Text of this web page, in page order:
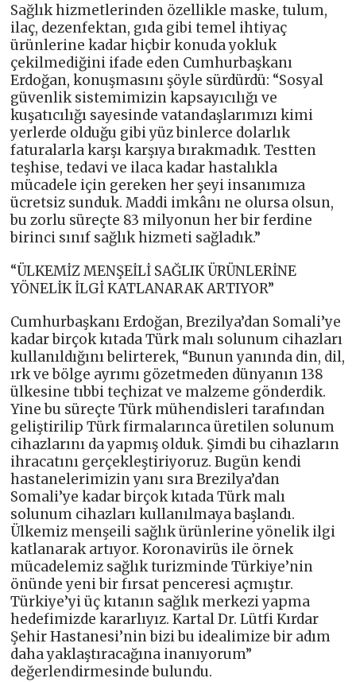
Sağlık hizmetlerinden özellikle maske, tulum,
ilaç, dezenfektan, gıda gibi temel ihtiyaç
ürünlerine kadar hiçbir konuda yokluk
çekilmediğini ifade eden Cumhurbaşkanı
Erdoğan, konuşmasını şöyle sürdürdü: “Sosyal
güvenlik sistemimizin kapsayıcılığı ve
kuşatıcılığı sayesinde vatandaşlarımızı kimi
yerlerde olduğu gibi yüz binlerce dolarlık
faturalarla karşı karşıya bırakmadık. Testten
teşhise, tedavi ve ilaca kadar hastalıkla
mücadele için gereken her şeyi insanımıza
ücretsiz sunduk. Maddi imkânı ne olursa olsun,
bu zorlu süreçte 83 milyonun her bir ferdine
birinci sınıf sağlık hizmeti sağladık.”
“ÜLKEMİZ MENŞEİLİ SAĞLIK ÜRÜNLERİNE
YÖNELİK İLGİ KATLANARAK ARTIYOR”
Cumhurbaşkanı Erdoğan, Brezilya’dan Somali’ye
kadar birçok kıtada Türk malı solunum cihazları
kullanıldığını belirterek, “Bunun yanında din, dil,
ırk ve bölge ayrımı gözetmeden dünyanın 138
ülkesine tıbbi teçhizat ve malzeme gönderdik.
Yine bu süreçte Türk mühendisleri tarafından
geliştirilip Türk firmalarınca üretilen solunum
cihazlarını da yapmış olduk. Şimdi bu cihazların
ihracatını gerçekleştiriyoruz. Bugün kendi
hastanelerimizin yanı sıra Brezilya’dan
Somali’ye kadar birçok kıtada Türk malı
solunum cihazları kullanılmaya başlandı.
Ülkemiz menşeili sağlık ürünlerine yönelik ilgi
katlanarak artıyor. Koronavirüs ile örnek
mücadelemiz sağlık turizminde Türkiye’nin
önünde yeni bir fırsat penceresi açmıştır.
Türkiye’yi üç kıtanın sağlık merkezi yapma
hedefimizde kararlıyız. Kartal Dr. Lütfi Kırdar
Şehir Hastanesi’nin bizi bu idealimize bir adım
daha yaklaştıracağına inanıyorum”
değerlendirmesinde bulundu.